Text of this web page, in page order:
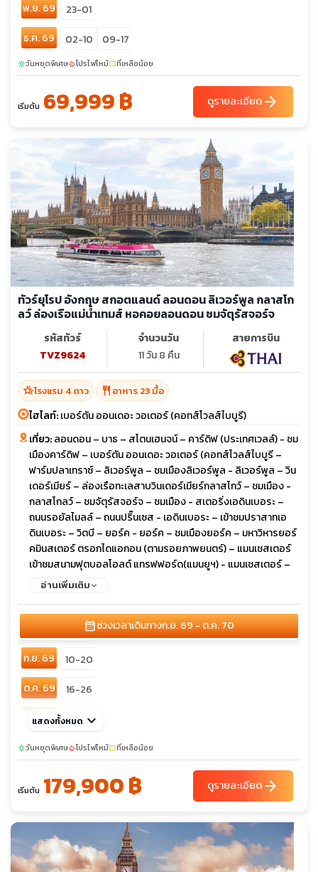
พ.ย. 69
23-01
ธ.ค. 69
02-10 09-17
sunnyวันหยุดพิเศษlocal_fire_departmentโปรไฟไหม้confirmation_numberที่เหลือน้อย
เริ่มต้น 69,999 ฿ ดูรายละเอียดarrow_forward
ทัวร์ยุโรป อังกฤษ สกอตแลนด์ ลอนดอน ลิเวอร์พูล กลาสโก
ลว์ ล่องเรือแม่น้ำเทมส์ หอคอยลอนดอน ชมจัตุรัสจอร์จ
รหัสทัวร์
TVZ9624
จำนวนวัน
11 วัน 8 คืน
สายการบิน
hotel_classโรงแรม 4 ดาว restaurant อาหาร 23 มื้อ
ไฮไลท์:เบอร์ตัน ออนเดอะ วอเตอร์ (คอทส์โวลส์ไบบูรี)
เที่ยว:ลอนดอน – บาธ – สโตนเฮนจน์ – คาร์ดิฟ (ประเทศเวลล์) - ชม
เมืองคาร์ดิฟ – เบอร์ตัน ออนเดอะ วอเตอร์ (คอทส์โวลส์ไบบูรี –
ฟาร์มปลาเทราซ์ – ลิเวอร์พูล – ชมเมืองลิเวอร์พูล - ลิเวอร์พูล – วิน
เดอร์เมียร์ – ล่องเรือทะเลสาบวินเดอร์เมียร์กลาสโกว์ – ชมเมือง -
กลาสโกลว์ – ชมจัตุรัสจอร์จ – ชมเมือง - สเตอริ่งเอดินเบอระ –
ถนนรอยัลไมลล์ – ถนนปริ๊นเซส - เอดินเบอระ – เข้าชมปราสาทเอ
ดินเบอระ – วิตบี – ยอร์ค - ยอร์ค – ชมเมืองยอร์ค – มหาวิหารยอร์
คมินสเตอร์ ตรอกไดแอกอน (ตามรอยภาพยนตร์) – แมนเชสเตอร์
เข้าชมสนามฟุตบอลโอลด์ แทรฟฟอร์ด(แมนยูฯ) - แมนเชสเตอร์ –
สแตทฟอร์ด อพอน เอวอน – ช้อปปิ้งเอาท์เลต - ลอนดอน - เข้าชม
อิสระชอปปิ้งย่านไนท์บริจด์ - ล่องเรือแม่น้ำเทมส์ – หอคอย
ลอนดอน – ชมมหานครลอนดอนชิมเป็ดย่างโฟร์ซีซั่น – ช้อปปิ้งถนนอ๊
อกฟอร์ด
อ่านเพิ่มเติม
calendar_monthช่วงเวลาเดินทางก.ย. 69 - ต.ค. 70
ก.ย. 69
10-20
ต.ค. 69
16-26
พ.ย. 69
06-16
ธ.ค. 69
04-14
ก.พ. 70
12-22
เม.ย. 70
30-10
พ.ค. 70 28-07
แสดงทั้งหมด keyboard_arrow_down
sunnyวันหยุดพิเศษlocal_fire_departmentโปรไฟไหม้confirmation_numberที่เหลือน้อย
เริ่มต้น 179,900 ฿ ดูรายละเอียดarrow_forward